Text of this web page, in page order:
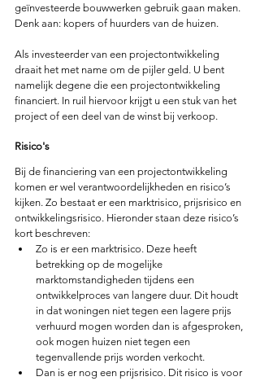
geïnvesteerde bouwwerken gebruik gaan maken.
Denk aan: kopers of huurders van de huizen.
Als investeerder van een projectontwikkeling
draait het met name om de pijler geld. U bent
namelijk degene die een projectontwikkeling
financiert. In ruil hiervoor krijgt u een stuk van het
project of een deel van de winst bij verkoop.
Risico's
Bij de financiering van een projectontwikkeling
komen er wel verantwoordelijkheden en risico’s
kijken. Zo bestaat er een marktrisico, prijsrisico en
ontwikkelingsrisico. Hieronder staan deze risico’s
kort beschreven:
Zo is er een marktrisico. Deze heeft
betrekking op de mogelijke
marktomstandigheden tijdens een
ontwikkelproces van langere duur. Dit houdt
in dat woningen niet tegen een lagere prijs
verhuurd mogen worden dan is afgesproken,
ook mogen huizen niet tegen een
tegenvallende prijs worden verkocht.
Dan is er nog een prijsrisico. Dit risico is voor